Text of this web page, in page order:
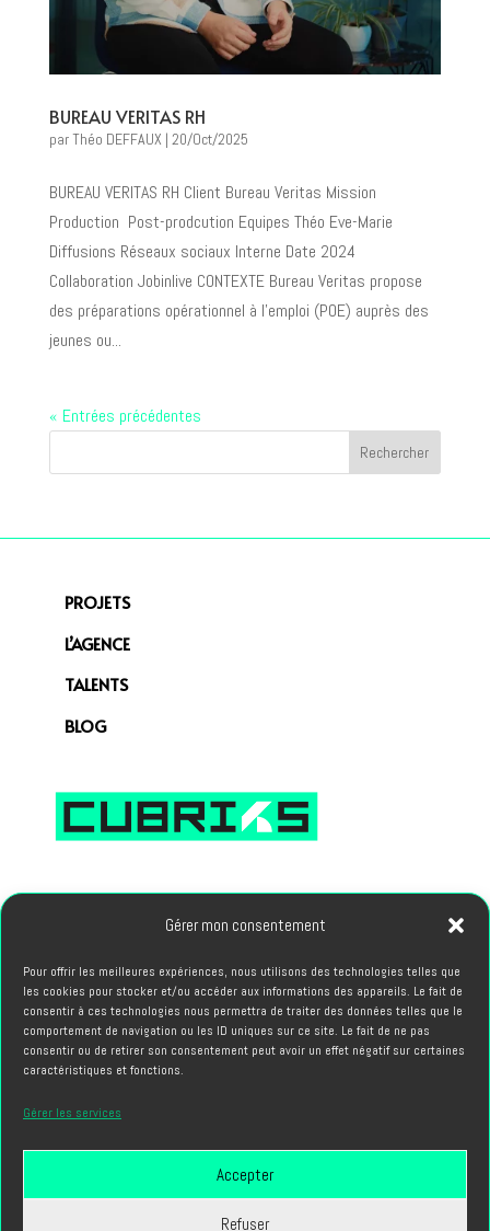
Gérer mon consentement
Pour offrir les meilleures expériences, nous utilisons des technologies telles que
les cookies pour stocker et/ou accéder aux informations des appareils. Le fait de
consentir à ces technologies nous permettra de traiter des données telles que le
comportement de navigation ou les ID uniques sur ce site. Le fait de ne pas
consentir ou de retirer son consentement peut avoir un effet négatif sur certaines
caractéristiques et fonctions.
Gérer les services
Accepter
Refuser
BUREAU VERITAS RH
parThéo DEFFAUX | 20/Oct/2025
BUREAU VERITAS RH Client Bureau Veritas Mission
Production Post-prodcution Equipes Théo Eve-Marie
Diffusions Réseaux sociaux Interne Date 2024
Collaboration Jobinlive CONTEXTE Bureau Veritas propose
des préparations opérationnel à l’emploi (POE) auprès des
jeunes ou...
« Entrées précédentes
PROJETS
L’AGENCE
TALENTS
BLOG
PROJETS
hello@cubriks.com
CANDIDATURES